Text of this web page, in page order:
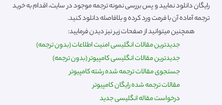
رایگان دانلود نمایید و پس بررسی نمونه ترجمه موجود در سایت، اقدام به خرید
ترجمه آماده آن با فرمت ورد کرده و بلافاصله دانلود کنید.
همچنین میتوانید از صفحات زیر نیز دیدن فرمایید:
جدیدترین مقالات انگلیسی امنیت اطلاعات (بدون ترجمه)
جدیدترین مقالات انگلیسی کامپیوتر (بدون ترجمه)
جستجوی مقالات ترجمه شده رشته کامپیوتر
مقالات ترجمه شده رایگان کامپیوتر
درخواست مقاله انگلیسی جدید